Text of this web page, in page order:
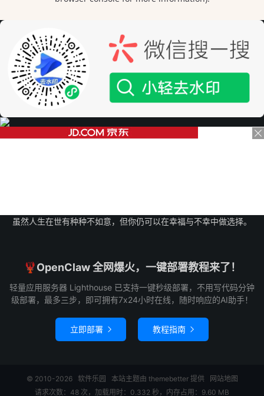
虽然人生在世有种种不如意，但你仍可以在幸福与不幸中做选择。
🦞OpenClaw 全网爆火，一键部署教程来了！
轻量应用服务器 Lighthouse 已支持一键秒级部署，不用写代码分钟
级部署，最多三步，即可拥有7x24小时在线，随时响应的AI助手！
立即部署  教程指南 
© 2010-2026 软件乐园 本站主题由 themebetter提供 网站地图
请求次数：48 次，加载用时：0.332 秒，内存占用：9.60 MB